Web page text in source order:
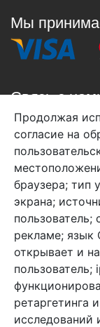
Мы
Связь с
+7 (495)
info@arben-
Арбен
1-й Советский
Мы в соц.
Продолжая
согласие на
браузера; тип
экрана;
пользователь;
рекламе; язык
открывает и
пользователь;
ретаргетинга
исследований